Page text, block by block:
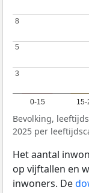
0-15 15-
3
3
5
5
8
8
Bevolking,
2025 per
Het aantal
op vijftallen en
inwoners. De